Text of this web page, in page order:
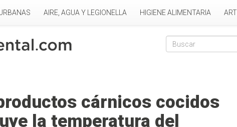
AIRE, AGUA Y LEGIONELLA HIGIENE ALIMENTARIA
cárnicos cocidos
la temperatura del